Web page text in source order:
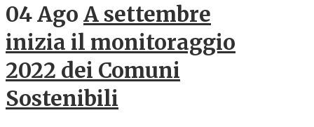
04 Ago A settembre
inizia il monitoraggio
2022 dei Comuni
Sostenibili